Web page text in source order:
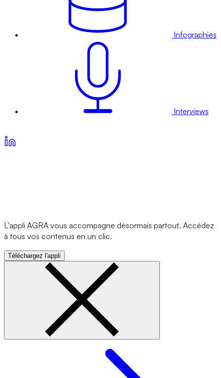
Infographies
Interviews
L'appli AGRA vous accompagne désormais partout. Accédez
à tous vos contenus en un clic.
Téléchargez l'appli